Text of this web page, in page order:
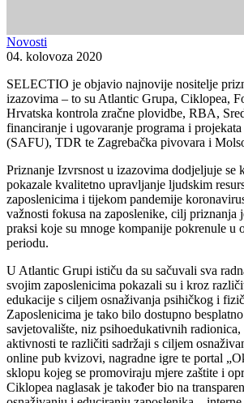
Novosti
04. kolovoza 2020
SELECTIO je objavio najnovije nositelje
izazovima – to su Atlantic Grupa, Ciklopea,
Hrvatska kontrola zračne plovidbe, RBA,
financiranje i ugovaranje programa i
(SAFU), TDR te Zagrebačka pivovara i
Priznanje Izvrsnost u izazovima dodjeljuje se
pokazale kvalitetno upravljanje ljudskim
zaposlenicima i tijekom pandemije
važnosti fokusa na zaposlenike, cilj priznanja
praksi koje su mnoge kompanije pokrenule u
periodu.
U Atlantic Grupi ističu da su sačuvali sva
svojim zaposlenicima pokazali su i kroz
edukacije s ciljem osnaživanja psihičkog i
Zaposlenicima je tako bilo dostupno
savjetovalište, niz psihoedukativnih
aktivnosti te različiti sadržaji s ciljem
online pub kvizovi, nagradne igre te portal
sklopu kojeg se promoviraju mjere zaštite i
Ciklopea naglasak je također bio na